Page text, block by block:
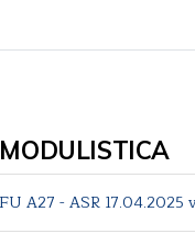
A27 - ASR 17.04.2025